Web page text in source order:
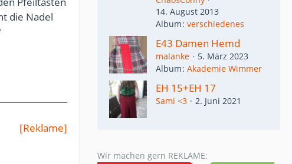
die Nadel
[Reklame]
14. August 2013
Album verschiedenes
E43 Damen Hemd
malanke
5. März 2023
Album Akademie Wimmer
EH 15+EH 17
Sami <3 2. Juni 2021
Wir machen gern REKLAME: